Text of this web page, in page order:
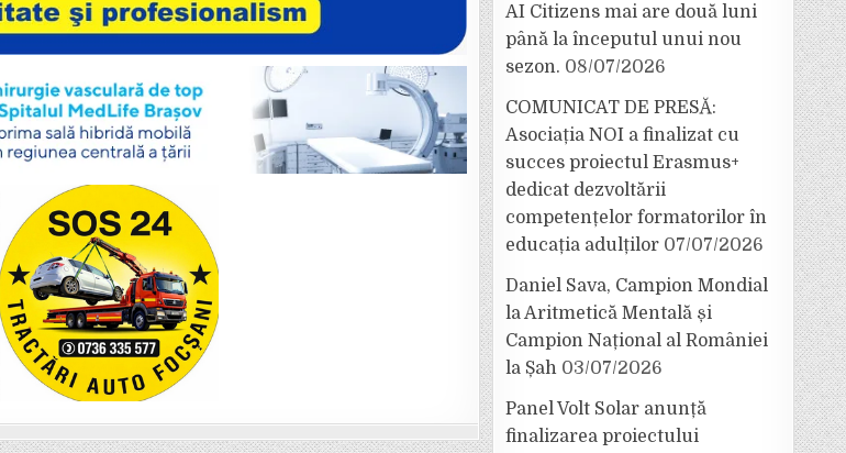
AI Citizens mai are două luni
până la începutul unui nou
sezon. 08/07/2026
COMUNICAT DE PRESĂ:
Asociația NOI a finalizat cu
succes proiectul Erasmus+
dedicat dezvoltării
competențelor formatorilor în
educația adulților 07/07/2026
Daniel Sava, Campion Mondial
la Aritmetică Mentală și
Campion Național al României
la Șah 03/07/2026
Panel Volt Solar anunță
finalizarea proiectului